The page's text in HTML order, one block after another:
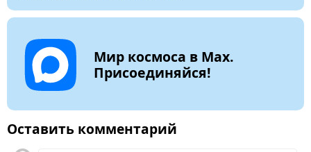
Мир космоса в Max.
Присоединяйся!
Оставить комментарий